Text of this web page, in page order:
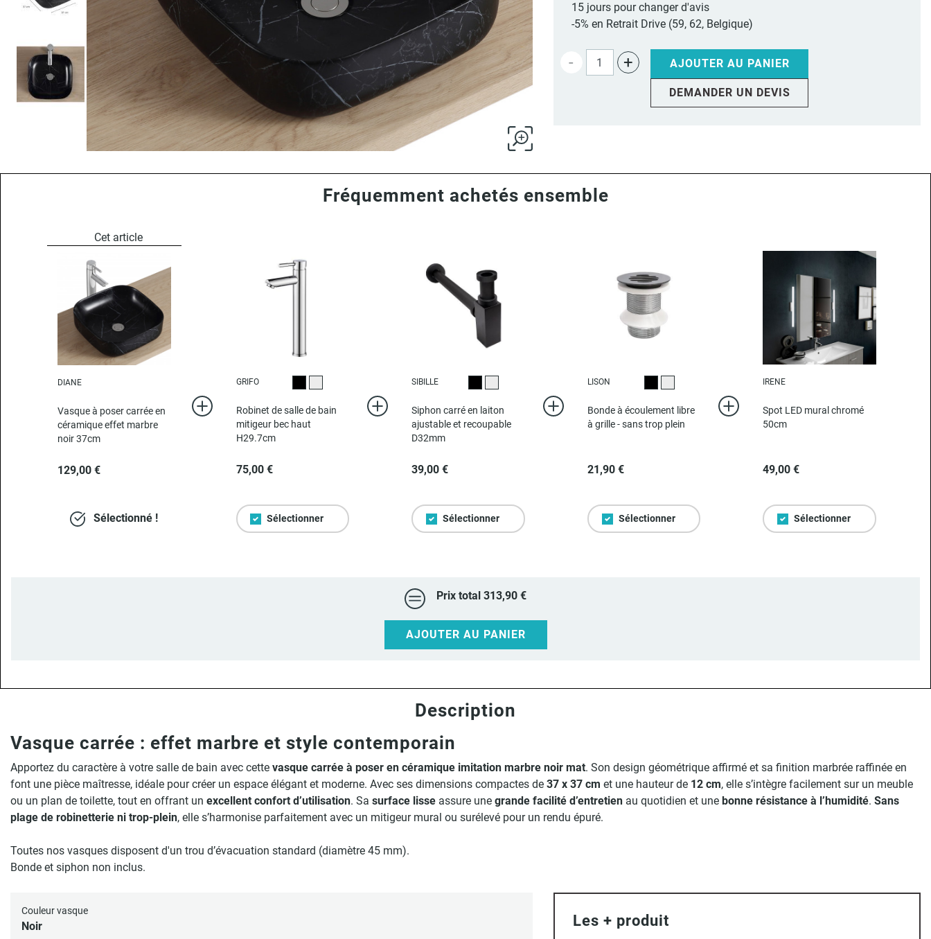
15 jours pour changer d'avis
-5% en Retrait Drive (59, 62, Belgique)
- + AJOUTER AU PANIER
DEMANDER UN DEVIS
Fréquemment achetés ensemble
DIANE
Vasque à poser carrée en
céramique effet marbre
noir 37cm
129,00 €
Sélectionné !
GRIFO
NoirChromé
Robinet de salle de bain
mitigeur bec haut
H29.7cm
75,00 €
Sélectionner
SIBILLE
NoirChromé
Siphon carré en laiton
ajustable et recoupable
D32mm
39,00 €
Sélectionner
LISON
NoirChromé
Bonde à écoulement libre
à grille - sans trop plein
21,90 €
Sélectionner
IRENE
Spot LED mural chromé
50cm
49,00 €
Sélectionner
Prix total 313,90 €
AJOUTER AU PANIER
Description
Vasque carrée : effet marbre et style contemporain
Apportez du caractère à votre salle de bain avec cette vasque carrée à poser en céramique imitation marbre noir mat. Son design géométrique affirmé et sa finition marbrée raffinée en
font une pièce maîtresse, idéale pour créer un espace élégant et moderne. Avec ses dimensions compactes de 37 x 37 cm et une hauteur de 12 cm, elle s’intègre facilement sur un meuble
ou un plan de toilette, tout en offrant un excellent confort d’utilisation. Sa surface lisse assure une grande facilité d’entretien au quotidien et une bonne résistance à l’humidité. Sans
plage de robinetterie ni trop-plein, elle s’harmonise parfaitement avec un mitigeur mural ou surélevé pour un rendu épuré.
Toutes nos vasques disposent d'un trou d’évacuation standard (diamètre 45 mm).
Bonde et siphon non inclus.
Couleur vasque
Noir Les + produit